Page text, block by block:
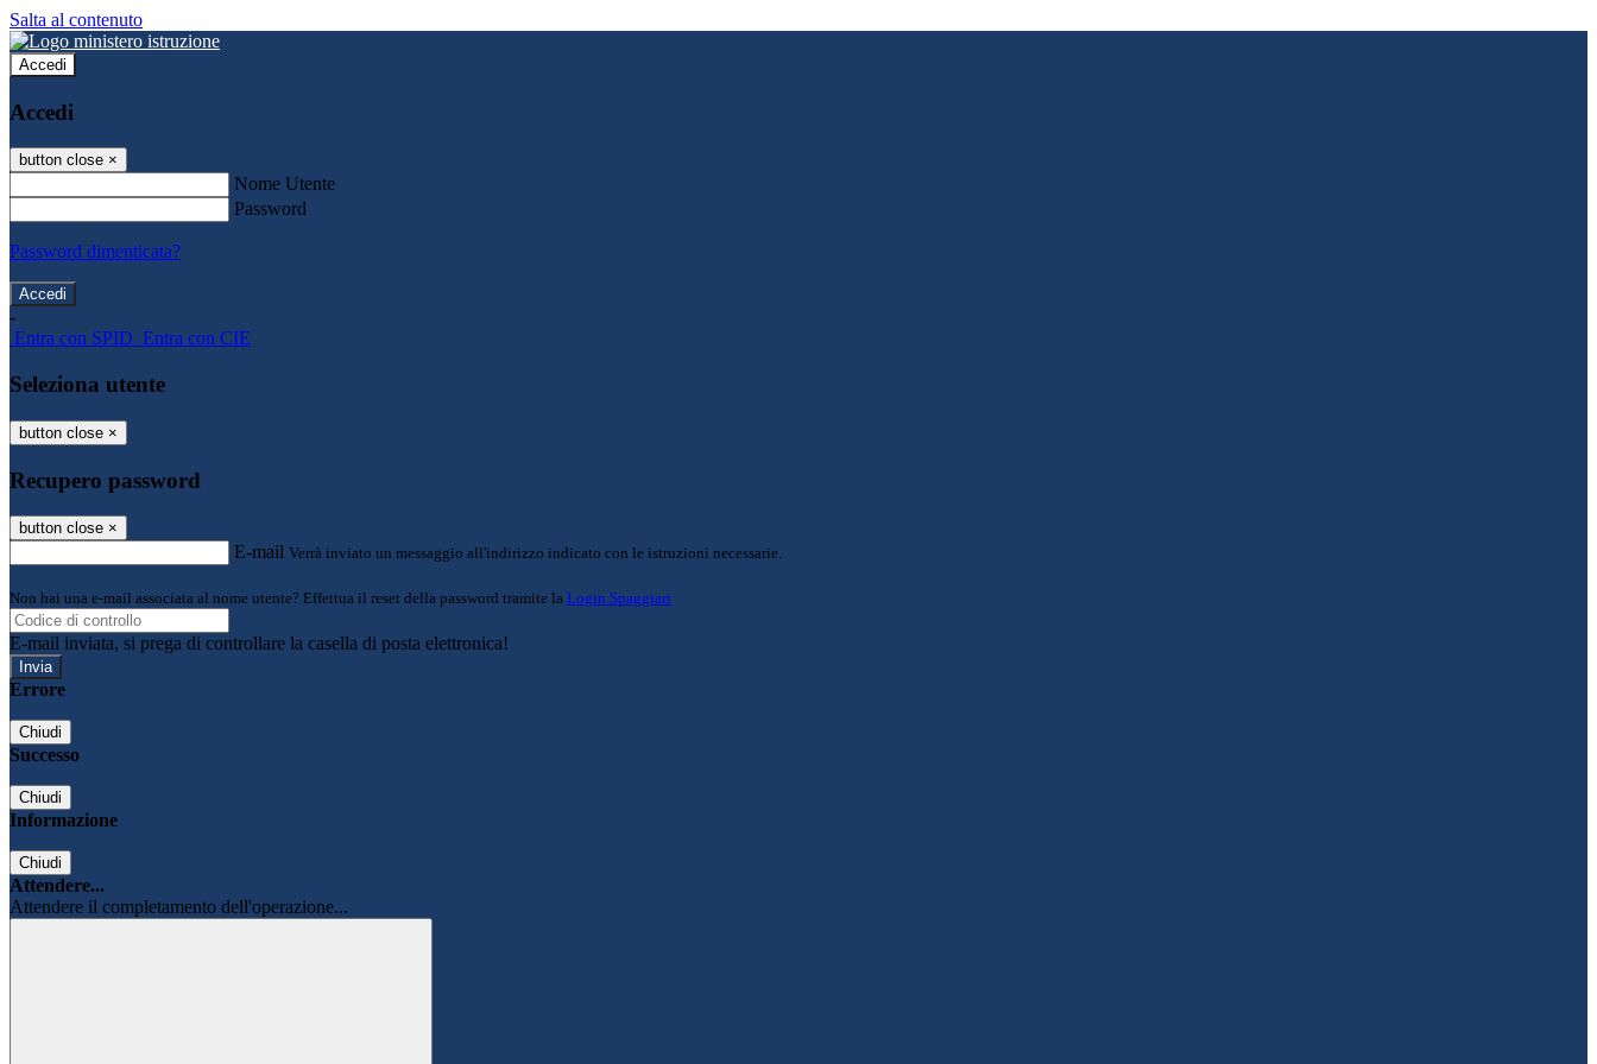
Salta al contenuto
Accedi
Accedi
button close ×
Nome Utente
Password
Password dimenticata?
-
Entra con SPID Entra con CIE
Seleziona utente
button close ×
Recupero password
button close ×
E-mail Verrà inviato un messaggio all'indirizzo indicato con le istruzioni necessarie.
Non hai una e-mail associata al nome utente? Effettua il reset della password tramite la Login Spaggiari
E-mail inviata, si prega di controllare la casella di posta elettronica!
Errore
Chiudi
Successo
Chiudi
Informazione
Chiudi
Attendere...
Attendere il completamento dell'operazione...